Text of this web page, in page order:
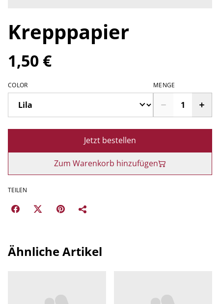
Krepppapier
1,50 €
COLOR MENGE
Jetzt bestellen
Zum Warenkorb hinzufügen
TEILEN
Ähnliche Artikel